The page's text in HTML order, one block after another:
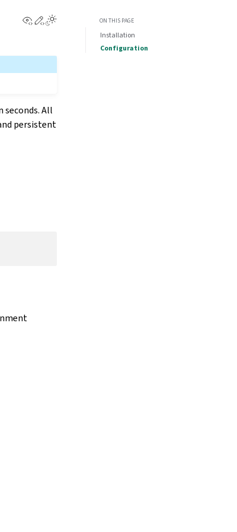
View this page
Edit this page
seconds. All
persistent
ON THIS PAGE
Installation
Configuration